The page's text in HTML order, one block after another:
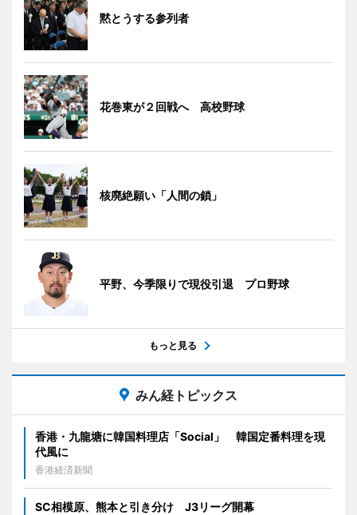
黙とうする参列者
花巻東が２回戦へ 高校野球
核廃絶願い「人間の鎖」
平野、今季限りで現役引退 プロ野球
もっと見る
みん経トピックス
香港・九龍塘に韓国料理店「Social」 韓国定番料理を現
代風に
香港経済新聞
SC相模原、熊本と引き分け J3リーグ開幕